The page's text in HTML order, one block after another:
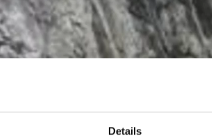
Details